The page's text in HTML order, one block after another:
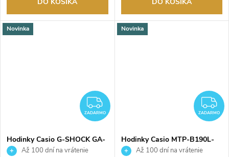
Novinka
ZADARMO
ZADARMO
Hodinky Casio G-SHOCK GA-
700BEG-1AER
Až 100 dní na vrátenie
Novinka
ZADARMO
Hodinky Casio MTP-B190L-
7BVERAž 100 dní na vrátenie